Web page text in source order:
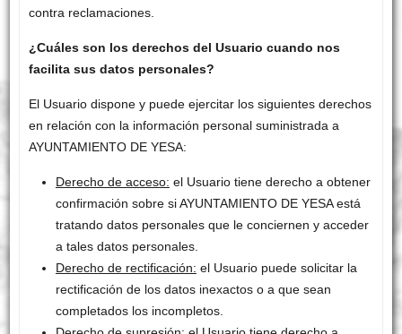
contra reclamaciones.
¿Cuáles son los derechos del Usuario cuando nos
facilita sus datos personales?
El Usuario dispone y puede ejercitar los siguientes derechos
en relación con la información personal suministrada a
AYUNTAMIENTO DE YESA:
Derecho de acceso: el Usuario tiene derecho a obtener
confirmación sobre si AYUNTAMIENTO DE YESA está
tratando datos personales que le conciernen y acceder
a tales datos personales.
Derecho de rectificación: el Usuario puede solicitar la
rectificación de los datos inexactos o a que sean
completados los incompletos.